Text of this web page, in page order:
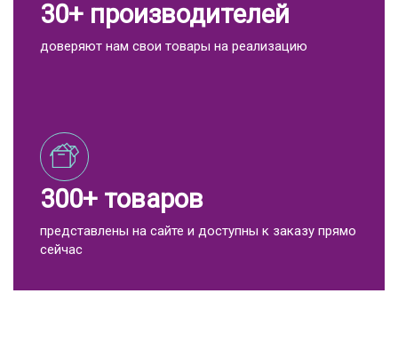
30+ производителей
доверяют нам свои товары на реализацию
300+ товаров
представлены на сайте и доступны к заказу прямо
сейчас